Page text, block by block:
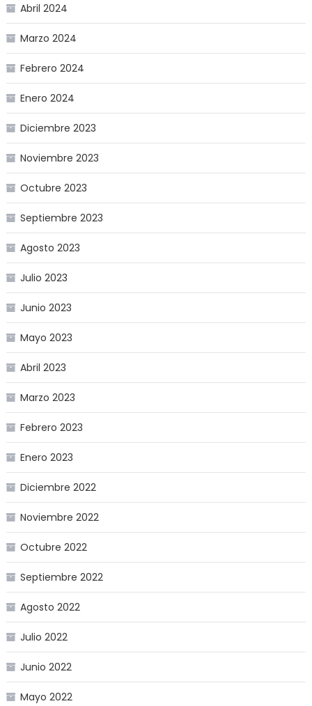
Abril 2024
Marzo 2024
Febrero 2024
Enero 2024
Diciembre 2023
Noviembre 2023
Octubre 2023
Septiembre 2023
Agosto 2023
Julio 2023
Junio 2023
Mayo 2023
Abril 2023
Marzo 2023
Febrero 2023
Enero 2023
Diciembre 2022
Noviembre 2022
Octubre 2022
Septiembre 2022
Agosto 2022
Julio 2022
Junio 2022
Mayo 2022